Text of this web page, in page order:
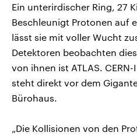
Ein unterirdischer Ring, 27
Beschleunigt Protonen auf
lässt sie mit voller Wucht
Detektoren beobachten
von ihnen ist ATLAS.
steht direkt vor dem
Bürohaus.
„Die Kollisionen von den